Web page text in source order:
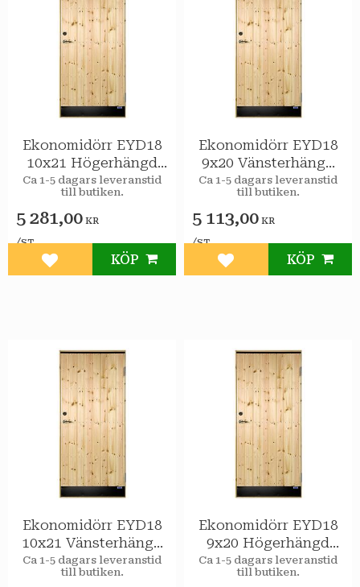
Ekonomidörr EYD18
10x21 Högerhängd
STAR Varmförråd
Ca 1-5 dagars leveranstid
till butiken.
5 281,00 KR
/ST
Lägg till i favoriter
KÖP
Ekonomidörr EYD18
9x20 Vänsterhängd
STAR Varmförråd
Ca 1-5 dagars leveranstid
till butiken.
5 113,00 KR
/ST
Lägg till i favoriter
KÖP
Ekonomidörr EYD18
10x21 Vänsterhängd
STAR Varmförråd
Ca 1-5 dagars leveranstid
till butiken.
Ekonomidörr EYD18
9x20 Högerhängd
STAR Varmförråd
Ca 1-5 dagars leveranstid
till butiken.